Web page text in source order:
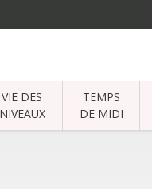
VIE DES
NIVEAUX
TEMPS
DE MIDI